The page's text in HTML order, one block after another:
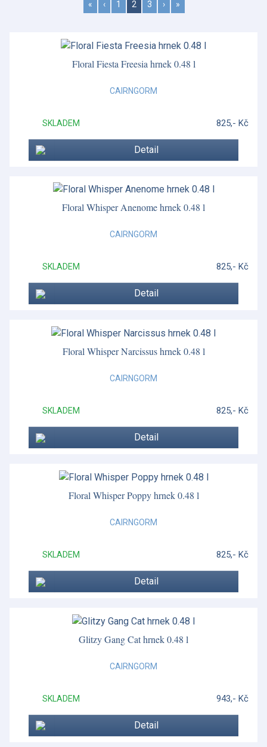
« ‹ 1 2 3 › »
Floral Fiesta Freesia hrnek 0.48 l
CAIRNGORM
SKLADEM 825,- Kč
Detail
Floral Whisper Anenome hrnek 0.48 l
CAIRNGORM
SKLADEM 825,- Kč
Detail
Floral Whisper Narcissus hrnek 0.48 l
CAIRNGORM
SKLADEM 825,- Kč
Detail
Floral Whisper Poppy hrnek 0.48 l
CAIRNGORM
SKLADEM 825,- Kč
Detail
Glitzy Gang Cat hrnek 0.48 l
CAIRNGORM
SKLADEM 943,- Kč
Detail